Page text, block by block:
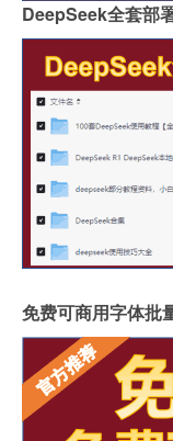
DeepSeek全套部
免费可商用字体批